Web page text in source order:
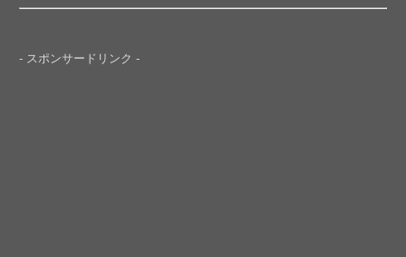
- スポンサードリンク -